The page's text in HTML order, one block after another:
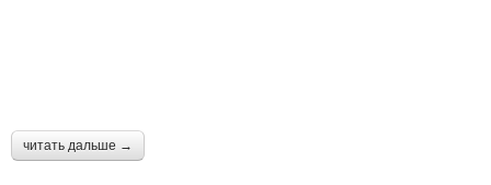
читать дальше →